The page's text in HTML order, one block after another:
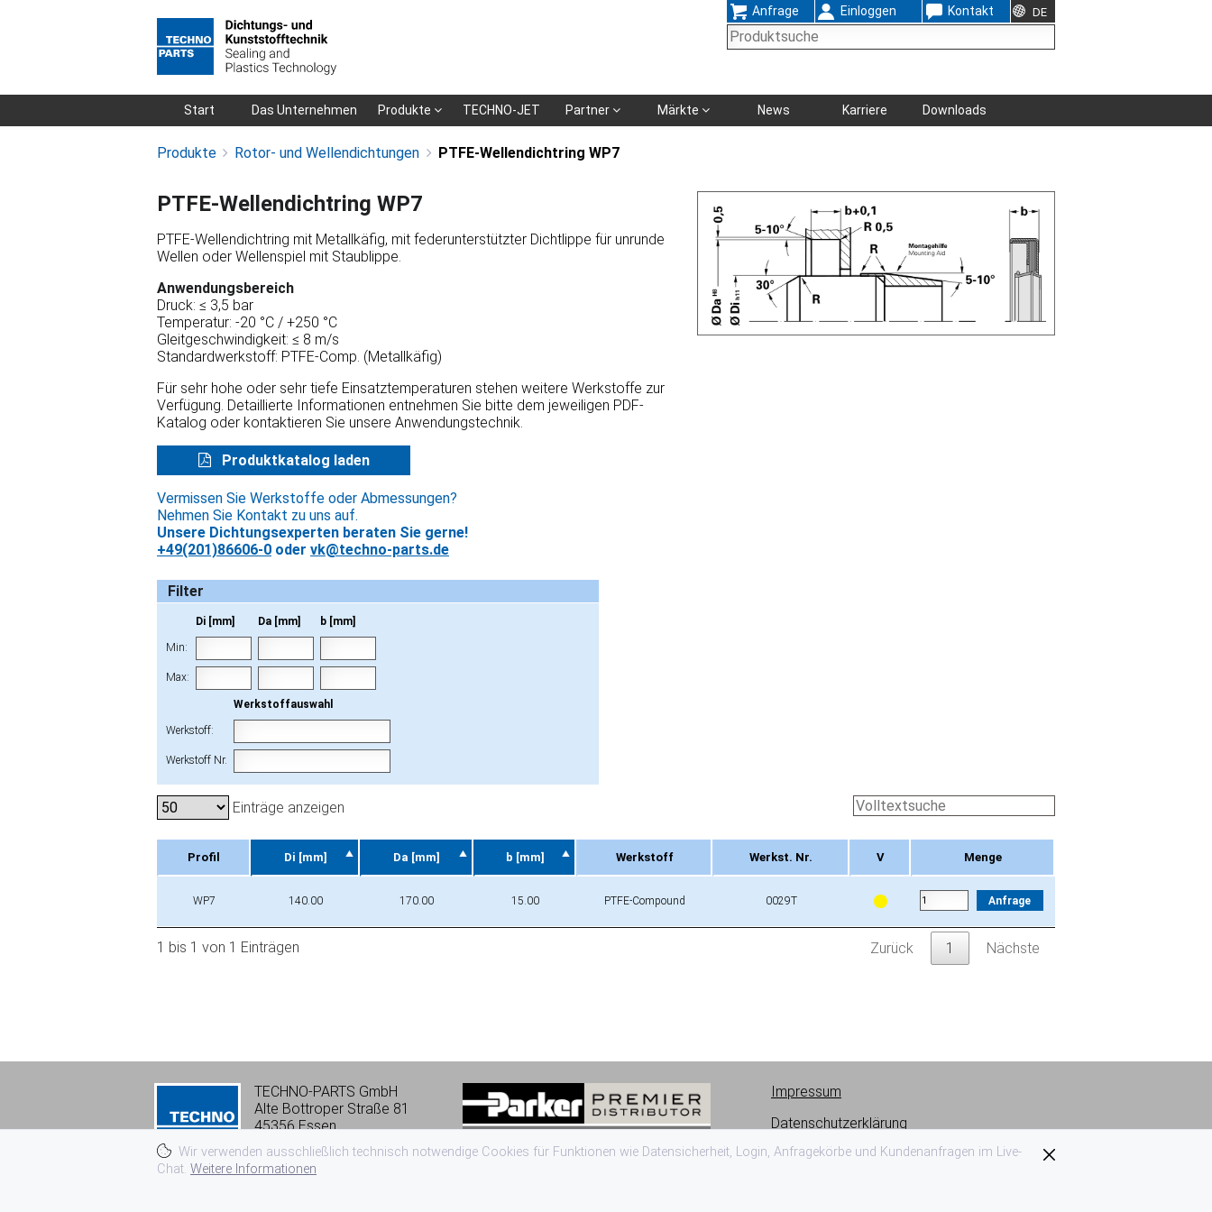
Navigation
Anfrage Einloggen Kontakt DE
Navigation
Start Das Unternehmen Produkte TECHNO-JET Partner Märkte News Karriere Downloads
Wir verwenden ausschließlich technisch notwendige Cookies für Funktionen wie Datensicherheit, Login, Anfragekörbe und Kundenanfragen im Live-
Chat. Weitere Informationen
Produkte Rotor- und Wellendichtungen PTFE-Wellendichtring WP7
PTFE-Wellendichtring WP7
PTFE-Wellendichtring mit Metallkäfig, mit federunterstützter Dichtlippe für unrunde
Wellen oder Wellenspiel mit Staublippe.
Anwendungsbereich
Druck: ≤ 3,5 bar
Temperatur: -20 °C / +250 °C
Gleitgeschwindigkeit: ≤ 8 m/s
Standardwerkstoff: PTFE-Comp. (Metallkäfig)
Für sehr hohe oder sehr tiefe Einsatztemperaturen stehen weitere Werkstoffe zur
Verfügung. Detaillierte Informationen entnehmen Sie bitte dem jeweiligen PDF-
Katalog oder kontaktieren Sie unsere Anwendungstechnik.
Produktkatalog laden
Vermissen Sie Werkstoffe oder Abmessungen?
Nehmen Sie Kontakt zu uns auf.
Unsere Dichtungsexperten beraten Sie gerne!
+49(201)86606-0 oder vk@techno-parts.de
Filter
Di [mm] Da [mm] b [mm]
Min:
Max:
Werkstoffauswahl
Werkstoff:
Werkstoff Nr.
Einträge anzeigen
Profil Di [mm] Da [mm] b [mm] Werkstoff Werkst. Nr. V Menge
WP7 140.00 170.00 15.00 PTFE-Compound 0029T Anfrage
1 bis 1 von 1 Einträgen Zurück 1 Nächste
TECHNO-PARTS GmbH
Alte Bottroper Straße 81
45356 Essen
+49 201 8 66 06-0
vk@techno-parts.de
Impressum
Datenschutzerklärung
Nutzungsbedingungen